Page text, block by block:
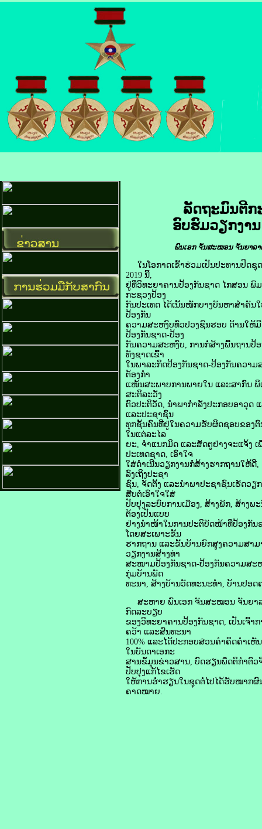
ລັດຖະມົນຕີກ
ອົບຮົມວຽກງາ
ພົນເອກ ຈັນສະໝອນ ຈັນຍາລາ
ໃນໂອກາດເຂົ້າຮ່ວມເປັນປະທານປິດຊຸ
2019 ນີ້,
ຢູ່ທີ່ວິທະຍາຄານປ້ອງກັນຊາດ ໄກສອນ ພົ
ກະຊວງປ້ອງ
ກັນປະເທດ ໄດ້ເນັ້ນໜັກບາງບັນຫາສໍາຄັ
ປ້ອງກັນ
ຄວາມສະຫງົບທົ່ວປວງຊົນຮອບ ດ້ານໃຫ້
ປ້ອງກັນຊາດ-ປ້ອງ
ກັນຄວາມສະຫງົບ, ການກໍ່ສ້າງພື້ນຖານປ້
ທັງຊາດເຂົ້າ
ໃນພາລະກິດປ້ອງກັນຊາດ-ປ້ອງກັນຄວາ
ຕ້ອງກໍາ
ແໜ້ນສະພາບການພາຍໃນ ແລະສາກົນ ພິ
ສະຕິລະວັງ
ຕົວປະຕິວັດ, ນໍາພາກຳລັງປະກອບອາວຸດ
ແລະປະຊາຊົນ
ທຸກຊັ້ນຄົນທີ່ຢູ່ໃນຄວາມຮັບຜິດຊອບຂອງ
ໃນແຕ່ລະໄລ
ຍະ, ຈຳແນກມິດ ແລະສັດຕູຢ່າງຈະແຈ້ງ
ປະເທດຊາດ, ເອົາໃຈ
ໃສ່ດໍາເນີນວຽກງານກໍ່ສ້າງຮາກຖານໃຫ້
ລົງເຖິງປະຊາ
ຊົນ, ຈັດຕັ້ງ ແລະນໍາພາປະຊາຊົນເຮັດວຽ
ສືບຕໍ່ເອົາໃຈໃສ່
ປັບປຸງລະບົບການເມືອງ, ສ້າງພັກ, ສ້າງ
ຕ້ອງເປັນແບບ
ຢ່າງນຳໜ້າໃນການປະຕິບັດໜ້າທີ່ປ້ອງກັນ
ໂດຍສະເພາະຂັ້ນ
ຮາກຖານ ແລະຂັ້ນບ້ານຍົກສູງຄວາມສາ
ວຽກງານສ້າງທ່າ
ສະໜາມປ້ອງກັນຊາດ-ປ້ອງກັນຄວາມສະ
ກຸ່ມບ້ານພັດ
ທະນາ, ສ້າງບ້ານວັດທະນະທໍາ, ບ້ານປອດ
ສະຫາຍ ພົນເອກ ຈັນສະໝອນ ຈັນຍາລ
ກົດລະບຽບ
ຂອງວິທະຍາຄານປ້ອງກັນຊາດ, ເປັນເຈົ້
ຄວ້າ ແລະສົນທະນາ
100% ແລະໄດ້ປະກອບສ່ວນຄຳຄິດຄຳເ
ໃນບັນດາເອກະ
ສານຂໍ້ມູນຂ່າວສານ, ບົດຮຽນພຶດຕິກຳຕົວ
ປັບປຸງແກ້ໄຂເຮັດ
ໃຫ້ການຮໍ່າຮຽນໃນຊຸດຕໍ່ໄປໄດ້ຮັບໝາກຜົ
ຄາດໝາຍ.